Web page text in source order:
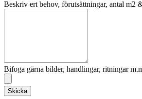
Beskriv ert behov, förutsättningar, antal m2
Bifoga gärna bilder, handlingar, ritningar
Skicka